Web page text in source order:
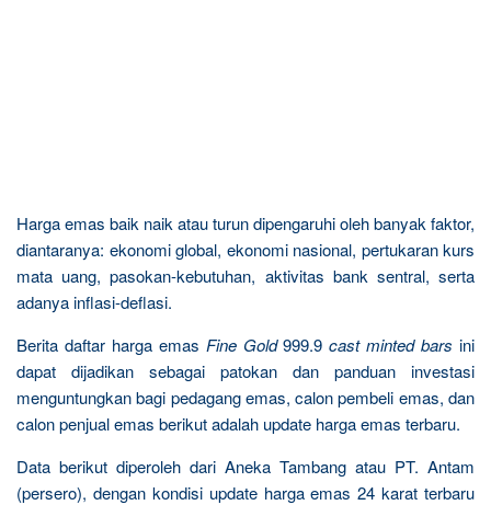
Harga emas baik naik atau turun dipengaruhi oleh banyak faktor,
diantaranya: ekonomi global, ekonomi nasional, pertukaran kurs
mata uang, pasokan-kebutuhan, aktivitas bank sentral, serta
adanya inflasi-deflasi.
Berita daftar harga emas Fine Gold999.9cast minted barsini
dapat dijadikan sebagai patokan dan panduan investasi
menguntungkan bagi pedagang emas, calon pembeli emas, dan
calon penjual emas berikut adalah update harga emas terbaru.
Data berikut diperoleh dari Aneka Tambang atau PT. Antam
(persero), dengan kondisi update harga emas 24 karat terbaru